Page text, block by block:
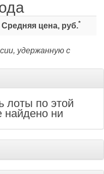
Средняя цена, руб.*
удержанную с
лоты по этой
найдено ни